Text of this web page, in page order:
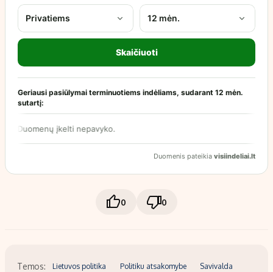
0 0
Temos: Lietuvos politika Politiku atsakomybe Savivalda